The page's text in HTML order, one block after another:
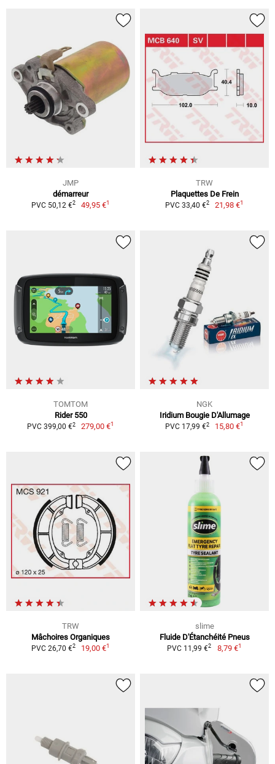
JMP
démarreur
PVC 50,12 €2 49,95 €1
TRW
Plaquettes De Frein
PVC 33,40 €2 21,98 €1
TOMTOM
Rider 550
PVC 399,00 €2 279,00 €1
NGK
Iridium Bougie D'Allumage
PVC 17,99 €2 15,80 €1
TRW
Mâchoires Organiques
PVC 26,70 €2 19,00 €1
slime
Fluide D'Étanchéité Pneus
PVC 11,99 €2 8,79 €1